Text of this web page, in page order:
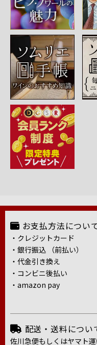
お支払方法につい
・クレジットカード
・銀行振込 （前払い）
・代金引き換え
・コンビニ後払い
・amazon pay
配送・送料につい
佐川急便もしくはヤマト運